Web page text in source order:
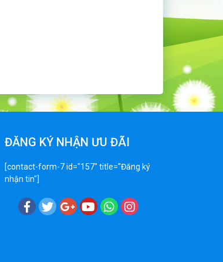
ĐĂNG KÝ NHẬN ƯU ĐÃI
[contact-form-7 id="157" title="Đăng ký
nhận tin"]